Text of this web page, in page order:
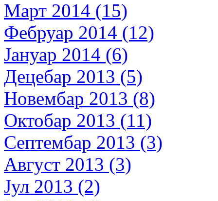
Март 2014 (15)
Фебруар 2014 (12)
Јануар 2014 (6)
Децебар 2013 (5)
Новембар 2013 (8)
Октобар 2013 (11)
Септембар 2013 (3)
Август 2013 (3)
Јул 2013 (2)